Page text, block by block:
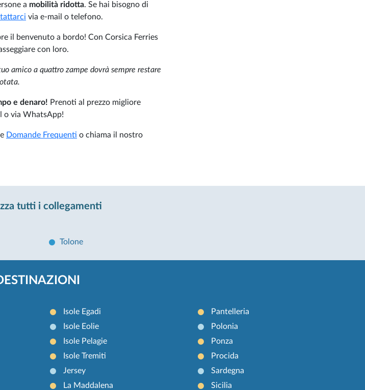
a mobilità ridotta. Se hai bisogno di
via e-mail o telefono.
il benvenuto a bordo! Con Corsica Ferries
con loro.
amico a quattro zampe dovrà sempre restare
e denaro! Prenoti al prezzo migliore
o via WhatsApp!
Domande Frequenti o chiama il nostro
tutti i collegamenti
Tolone
Isole Egadi
Isole Eolie
Isole Pelagie
Isole Tremiti
Jersey
La Maddalena
Pantelleria
Polonia
Ponza
Procida
Sardegna
Sicilia